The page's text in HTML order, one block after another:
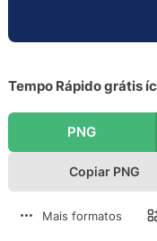
Tempo Rápido grátis
PNG
Copiar PNG
Mais formatos